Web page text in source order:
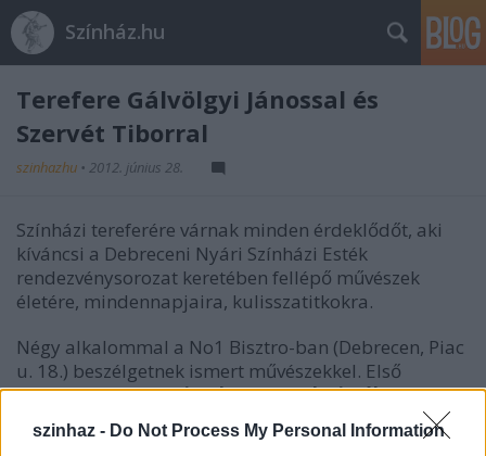
szinhaz - Do Not Process My Personal Information
Színház.hu
Terefere Gálvölgyi Jánossal és
Szervét Tiborral
szinhazhu • 2012. június 28.
Színházi tereferére várnak minden érdeklődőt, aki
kíváncsi a Debreceni Nyári Színházi Esték
rendezvénysorozat keretében fellépő művészek
életére, mindennapjaira, kulisszatitkokra.
Négy alkalommal a No1 Bisztro-ban (Debrecen, Piac
u. 18.) beszélgetnek ismert művészekkel. Első
alkalommalIvancsics IlonaésKoltai Róbert
színművészekkel találkozhattak az érdeklődők. A
következő közönségtalálkozó június 29-én, 18 órától